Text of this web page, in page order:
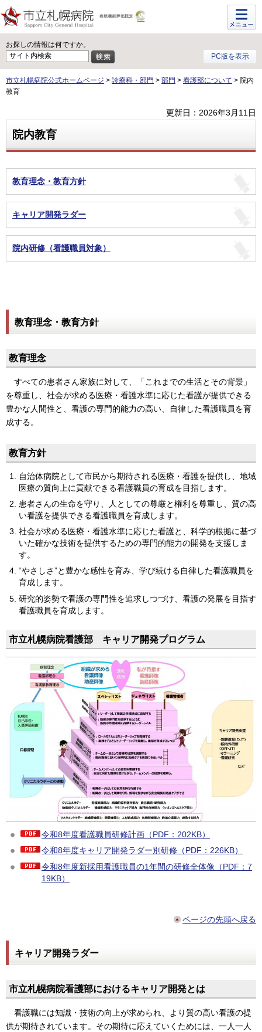
お探しの情報は何ですか。
PC版を表示
メニュ
ー
市立札幌病院公式ホームページ > 診療科・部門 > 部門 > 看護部について > 院内
教育
更新日：2026年3月11日
院内教育
教育理念・教育方針
キャリア開発ラダー
院内研修（看護職員対象）
教育理念・教育方針
教育理念
すべての患者さん家族に対して、「これまでの生活とその背景」
を尊重し、社会が求める医療・看護水準に応じた看護が提供できる
豊かな人間性と、看護の専門的能力の高い、自律した看護職員を育
成する。
教育方針
自治体病院として市民から期待される医療・看護を提供し、地域
医療の質向上に貢献できる看護職員の育成を目指します。
患者さんの生命を守り、人としての尊厳と権利を尊重し、質の高
い看護を提供できる看護職員を育成します。
社会が求める医療・看護水準に応じた看護と、科学的根拠に基づ
いた確かな技術を提供するための専門的能力の開発を支援しま
す。
“やさしさ”と豊かな感性を育み、学び続ける自律した看護職員を
育成します。
研究的姿勢で看護の専門性を追求しつづけ、看護の発展を目指す
看護職員を育成します。
市立札幌病院看護部 キャリア開発プログラム
令和8年度看護職員研修計画（PDF：202KB）
令和8年度キャリア開発ラダー別研修（PDF：226KB）
令和8年度新採用看護職員の1年間の研修全体像（PDF：7
19KB）
ページの先頭へ戻る
キャリア開発ラダー
市立札幌病院看護部におけるキャリア開発とは
看護職には知識・技術の向上が求められ、より質の高い看護の提
供が期待されています。その期待に応えていくためには、一人一人